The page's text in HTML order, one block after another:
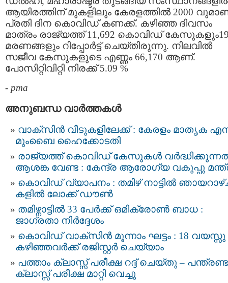
ആയിരത്തിന് മുകളിലും കേരളത്തില്‍ 2000
പ്രതി ദിന കൊവിഡ് കണക്ക്. കഴിഞ്ഞ ദിവസം
മാത്രം രാജ്യത്ത് 11,692 കൊവിഡ്
മരണങ്ങളും റിപ്പോര്‍ട്ട് ചെയ്തിരുന്നു. നിലവില്‍
സജീവ കേസുകളുടെ എണ്ണം 66,170 ആണ്.
പോസിറ്റിവിറ്റി നിരക്ക് 5.09 %
- pma
അനുബന്ധ വാര്‍ത്തകള്‍
വാക്സിന്‍ വീടുകളിലേക്ക് : കേരളം മാതൃക
മുംബൈ ഹൈക്കോടതി
രാജ്യത്ത് കൊവിഡ് കേസുകള്‍
ആശങ്ക വേണ്ട : കേന്ദ്ര ആരോഗ്യ വകുപ്പു
കൊവിഡ് വ്യാപനം : തമിഴ് നാട്ടില്‍
കളില്‍ ലോക്ക് ഡൗണ്‍
തമിഴ്നാട്ടിൽ 33 പേർക്ക് ഒമിക്രോൺ ബാധ :
ജാഗ്രതാ നിര്‍ദ്ദേശം
കൊവിഡ് വാക്സിന്‍ മൂന്നാം ഘട്ടം : 18 വയസ്സു
കഴിഞ്ഞവര്‍ക്ക് രജിസ്റ്റർ ചെയ്യാം
പത്താം ക്ലാസ്സ് പരീക്ഷ റദ്ദ് ചെയ്തു –
ക്ലാസ്സ് പരീക്ഷ മാറ്റി വെച്ചു